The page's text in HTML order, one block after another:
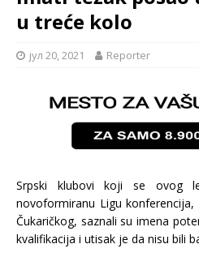
u treće kolo
јул 20, 2021 Reporter
Srpski klubovi koji se ovog
novoformiranu Ligu
Čukaričkog, saznali su imena
kvalifikacija i utisak je da nisu bili